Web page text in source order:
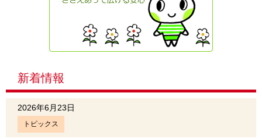
新着情報
2026年6月23日
トピックス